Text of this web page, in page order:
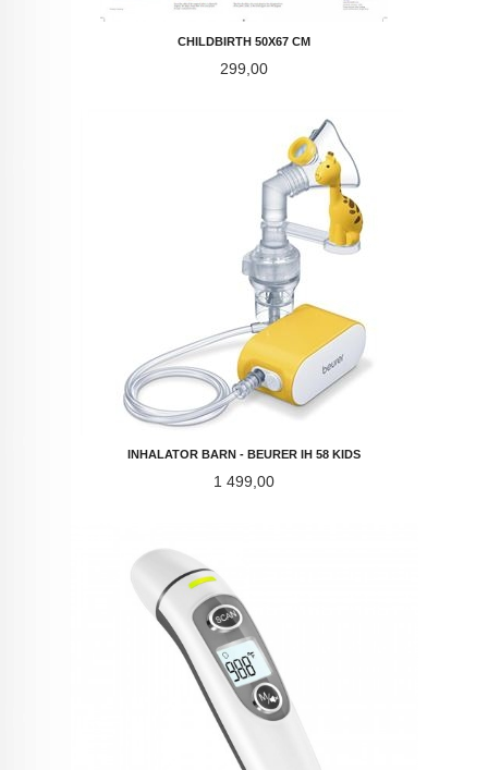
CHILDBIRTH 50X67 CM
Pris
299,00
INHALATOR BARN - BEURER IH 58 KIDS
Pris
1 499,00